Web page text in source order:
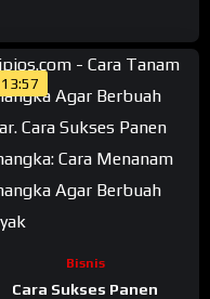
13:57
Bisnis
Cara Sukses Panen